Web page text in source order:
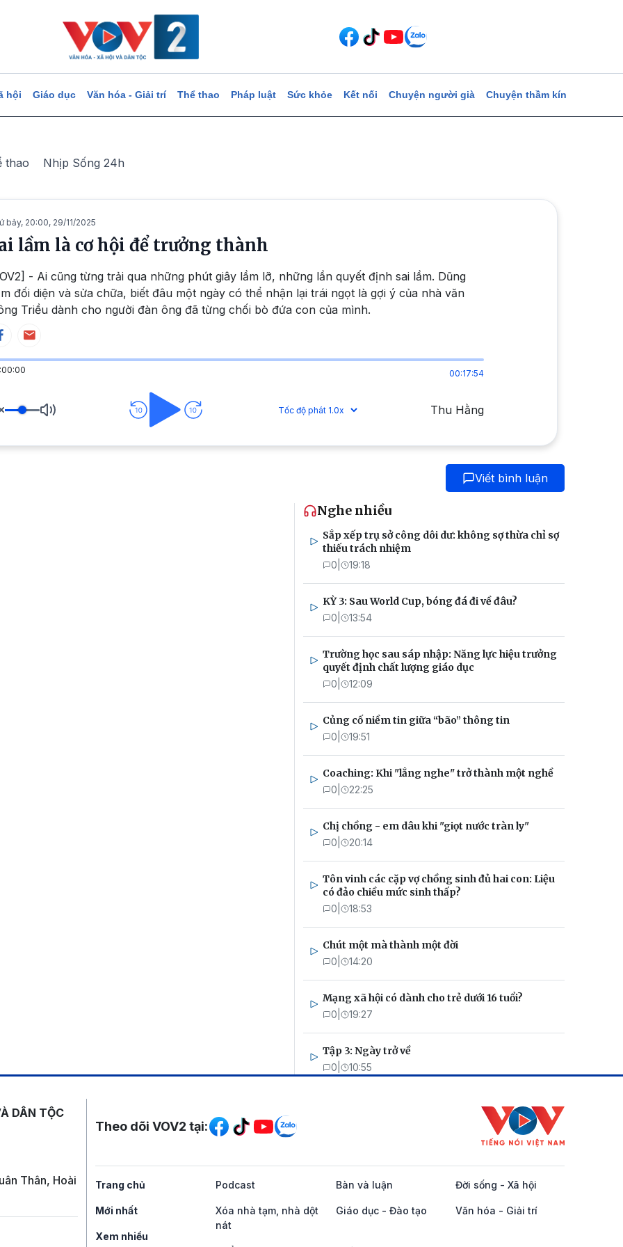
hội Giáo dục Văn hóa - Giải trí Thể thao Pháp luật Sức khỏe Kết nối Chuyện người già Chuyện thầm kín
thao Nhịp Sống 24h
bảy, 20:00, 29/11/2025
lầm là cơ hội để trưởng thành
- Ai cũng từng trải qua những phút giây lầm lỡ, những lần quyết định sai lầm. Dũng
đối diện và sửa chữa, biết đâu một ngày có thể nhận lại trái ngọt là gợi ý của nhà văn
Triều dành cho người đàn ông đã từng chối bò đứa con của mình.
00:17:54
Thu Hằng
Viết bình luận
Nghe nhiều
Sắp xếp trụ sở công dôi dư: không sợ thừa chỉ sợ
thiếu trách nhiệm
0 19:18
KỲ 3: Sau World Cup, bóng đá đi về đâu?
0 13:54
Trường học sau sáp nhập: Năng lực hiệu trưởng
quyết định chất lượng giáo dục
0 12:09
Củng cố niềm tin giữa “bão” thông tin
0 19:51
Coaching: Khi "lắng nghe" trở thành một nghề
0 22:25
Chị chồng - em dâu khi "giọt nước tràn ly"
0 20:14
Tôn vinh các cặp vợ chồng sinh đủ hai con: Liệu
có đảo chiều mức sinh thấp?
0 18:53
Chút một mà thành một đời
0 14:20
Mạng xã hội có dành cho trẻ dưới 16 tuổi?
0 19:27
Tập 3: Ngày trở về
0 10:55
DÂN TỘC
Thân, Hoài
Mạng xã hội
Theo dõi VOV2 tại:
Trang chủ
Mới nhất
Xem nhiều
Podcast Bàn và luận Đời sống - Xã hội
Xóa nhà tạm, nhà dột
nát
Giáo dục - Đào tạo Văn hóa - Giải trí